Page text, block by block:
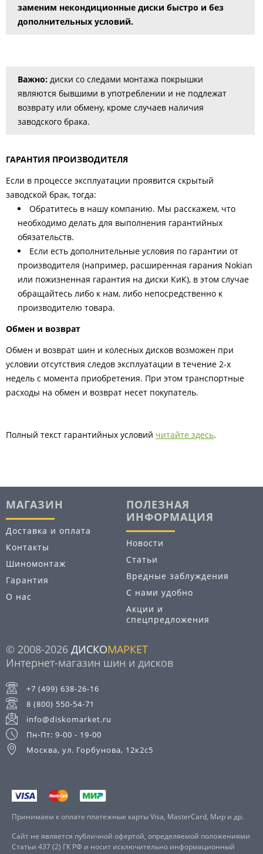
заменим некондиционные диски быстро и без
дополнительных условий.
Важно: диски со следами монтажа покрышки
являются бывшими в употреблении и не подлежат
возврату или обмену, кроме случаев наличия
заводского брака.
ГАРАНТИЯ ПРОИЗВОДИТЕЛЯ
Если в процессе эксплуатации проявится скрытый
заводской брак, тогда:
Обратитесь в нашу компанию. Мы расскажем, что
необходимо делать для выполнения гарантийных
обязательств.
Если есть дополнительные условия по гарантии от
производителя (например, расширенная гарания Nokian
или пожизненная гарантия на диски КиК), в этом случае
обращайтесь либо к нам, либо непосредственно к
производителю товара.
Обмен и возврат
Обмен и возврат шин и колесных дисков возможен при
условии отсутствия следов эксплуатации в течение 2-х
недель с момента приобретения. При этом транспортные
расходы на обмен и возврат несет покупатель.
Полный текст гарантийных условий читайте здесь.
МАГАЗИН
Доставка и оплата
Контакты
Шиномонтаж
Гарантия
О нас
ПОЛЕЗНАЯ
ИНФОРМАЦИЯ
Новости
Статьи
Вредные заблуждения
С нами удобно
Акции и
спецпредложения
© 2008-2026 ДИСКОМАРКЕТ
Интернет-магазин шин и дисков
+7 (499) 638-26-16
8 (800) 550-54-71
info@diskomarket.ru
Пн-Пт: 9-00 - 19-00
Москва, ул. Горбунова, 12к2с5
Принимаем к оплате платежные карты Visa, MasterCard, Мир и др.
Сайт не является публичной офертой, определяемой положениями
Статьи 437 (2) ГК РФ и носит исключительно информационный